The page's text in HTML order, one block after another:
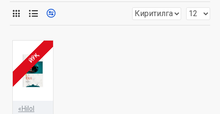
ЙЎҚ
«Hilol